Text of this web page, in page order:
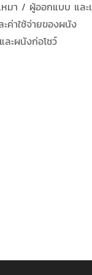
มา / ผู้ออกแบบ และเ
ค่าใช้จ่ายของผนัง
ะผนังก่อโชว์